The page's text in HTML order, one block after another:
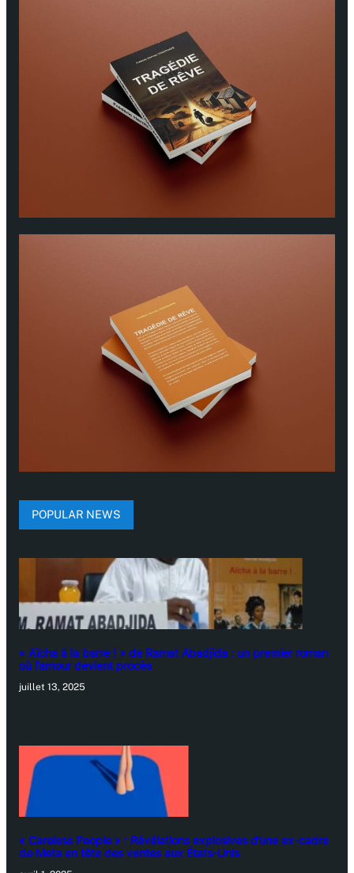
POPULAR NEWS
« Aïcha à la barre ! » de Ramat Abadjida : un premier roman
où l’amour devient procès
juillet 13, 2025
« Careless People » : Révélations explosives d’une ex-cadre
de Meta en tête des ventes aux États-Unis